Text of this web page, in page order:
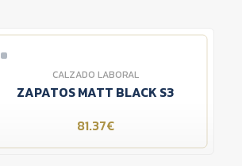
CALZADO LABORAL
ZAPATOS MATT BLACK S3
81.37€